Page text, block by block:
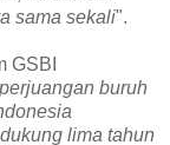
sama sekali".
GSBI
buruh
lima tahun